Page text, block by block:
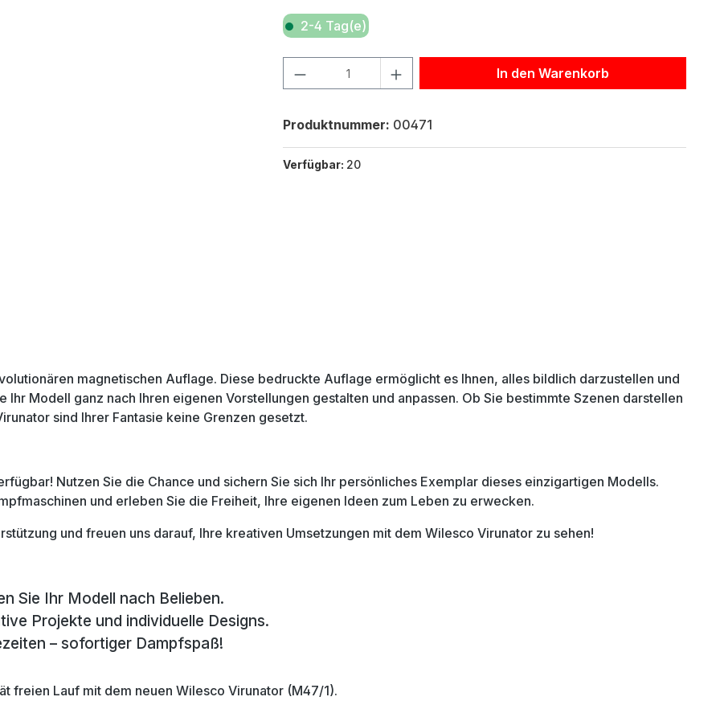
2-4 Tag(e)
Produkt Anzahl: Gib den gewünschten Wert ein oder benutze die
In den Warenkorb
Produktnummer: 00471
Verfügbar: 20
magnetischen Auflage. Diese bedruckte Auflage ermöglicht es Ihnen, alles bildlich darzustellen und
Ihr Modell ganz nach Ihren eigenen Vorstellungen gestalten und anpassen. Ob Sie bestimmte Szenen darstellen
sind Ihrer Fantasie keine Grenzen gesetzt.
Nutzen Sie die Chance und sichern Sie sich Ihr persönliches Exemplar dieses einzigartigen Modells.
und erleben Sie die Freiheit, Ihre eigenen Ideen zum Leben zu erwecken.
und freuen uns darauf, Ihre kreativen Umsetzungen mit dem Wilesco Virunator zu sehen!
Sie Ihr Modell nach Belieben.
Projekte und individuelle Designs.
– sofortiger Dampfspaß!
freien Lauf mit dem neuen Wilesco Virunator (M47/1).